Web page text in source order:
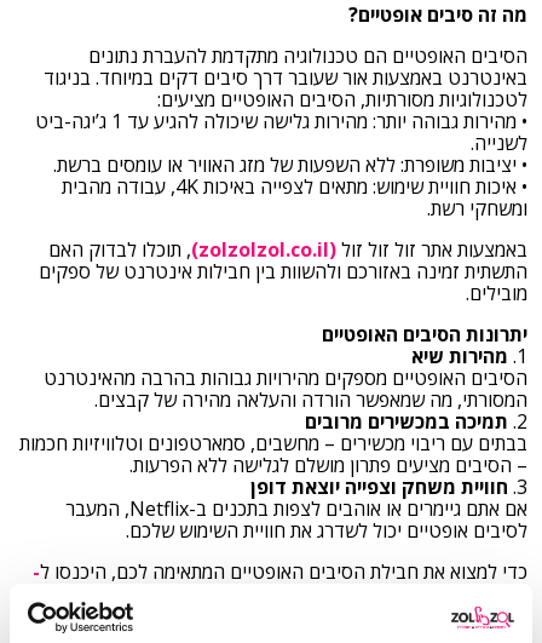
מה זה סיבים אופטיים?
הסיבים האופטיים הם טכנולוגיה מתקדמת להעברת נתונים
באינטרנט באמצעות אור שעובר דרך סיבים דקים במיוחד. בניגוד
לטכנולוגיות מסורתיות, הסיבים האופטיים מציעים:
• מהירות גבוהה יותר: מהירות גלישה שיכולה להגיע עד 1 ג’יגה-ביט
לשנייה.
• יציבות משופרת: ללא השפעות של מזג האוויר או עומסים ברשת.
• איכות חוויית שימוש: מתאים לצפייה באיכות 4K, עבודה מהבית
ומשחקי רשת.
באמצעות אתר זול זול זול(zolzolzol.co.il)
, תוכלו לבדוק האם
התשתית זמינה באזורכם ולהשוות בין חבילות אינטרנט של ספקים
מובילים.
יתרונות הסיבים האופטיים
1. מהירות שיא
הסיבים האופטיים מספקים מהירויות גבוהות בהרבה מהאינטרנט
המסורתי, מה שמאפשר הורדה והעלאה מהירה של קבצים.
2. תמיכה במכשירים מרובים
בבתים עם ריבוי מכשירים – מחשבים, סמארטפונים וטלוויזיות חכמות
– הסיבים מציעים פתרון מושלם לגלישה ללא הפרעות.
3. חוויית משחק וצפייה יוצאת דופן
אם אתם גיימרים או אוהבים לצפות בתכנים ב-Netflix, המעבר
לסיבים אופטיים יכול לשדרג את חוויית השימוש שלכם.
כדי למצוא את חבילת הסיבים האופטיים המתאימה לכם, היכנסו ל-
ביותר במקום אחד.